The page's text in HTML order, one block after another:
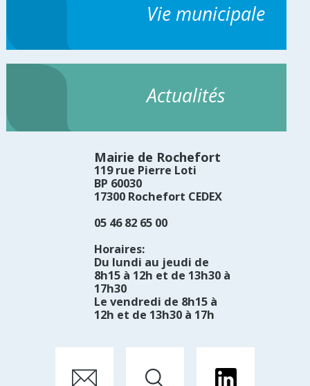
Vie municipale
Actualités
Mairie de Rochefort
119 rue Pierre Loti
BP 60030
17300 Rochefort CEDEX
05 46 82 65 00
Horaires:
Du lundi au jeudi de
8h15 à 12h et de 13h30 à
17h30
Le vendredi de 8h15 à
12h et de 13h30 à 17h